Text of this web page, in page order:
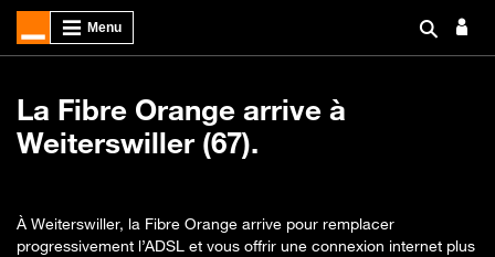
La Fibre Orange arrive à
Weiterswiller (67).
À Weiterswiller, la Fibre Orange arrive pour remplacer
progressivement l’ADSL et vous offrir une connexion internet plus